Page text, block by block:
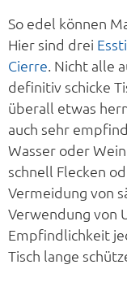
So edel können
Hier sind drei
Cierre. Nicht alle
definitiv schicke
überall etwas
auch sehr
Wasser oder
schnell Flecken
Vermeidung von
Verwendung von
Empfindlichkeit
Tisch lange